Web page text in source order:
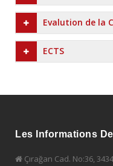
Evalution de la
ECTS
Les Informations
Çırağan Cad. No:36,